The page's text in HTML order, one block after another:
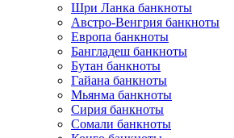
Шри Ланка банкноты
Австро-Венгрия банкноты
Европа банкноты
Бангладеш банкноты
Бутан банкноты
Гайана банкноты
Мьянма банкноты
Сирия банкноты
Сомали банкноты